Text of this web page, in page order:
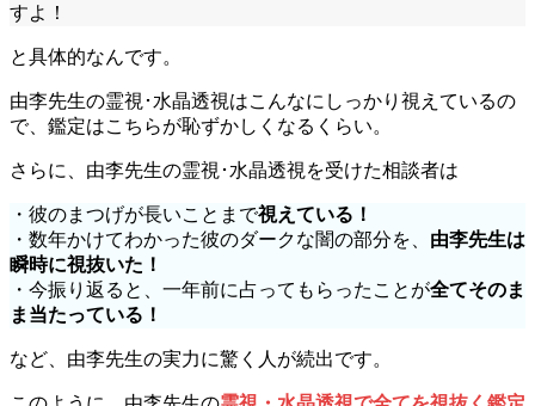
すよ！
と具体的なんです。
由李先生の霊視･水晶透視はこんなにしっかり視えているの
で、鑑定はこちらが恥ずかしくなるくらい。
さらに、由李先生の霊視･水晶透視を受けた相談者は
・彼のまつげが長いことまで視えている！
・数年かけてわかった彼のダークな闇の部分を、 由李先生は
瞬時に視抜いた！
・今振り返ると、一年前に占ってもらったことが全てそのま
ま当たっている！
など、由李先生の実力に驚く人が続出です。